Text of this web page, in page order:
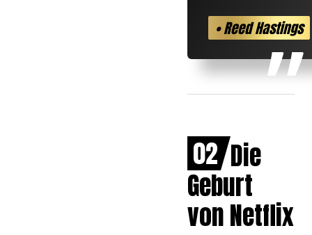
• Reed Hastings
02 Die
Geburt
von Netflix